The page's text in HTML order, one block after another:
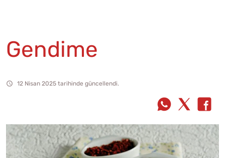
Gendime
12 Nisan 2025 tarihinde güncellendi.